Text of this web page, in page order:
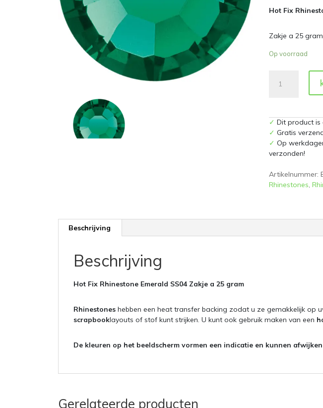
Hot Fix
Zakje a 25 gram
Op voorraad
SS04
Zakje
gram
✓ Dit product is
✓ Gratis
✓ Op
verzonden!
Artikelnummer:
Rhinestones,
Beschrijving
Beschrijving
Hot Fix Rhinestone Emerald SS04 Zakje a 25 gram
Rhinestones hebben een heat transfer backing zodat u ze gemakkelijk op
scrapbooklayouts of stof kunt strijken. U kunt ook gebruik maken van een
De kleuren op het beeldscherm vormen een indicatie en kunnen
Gerelateerde producten